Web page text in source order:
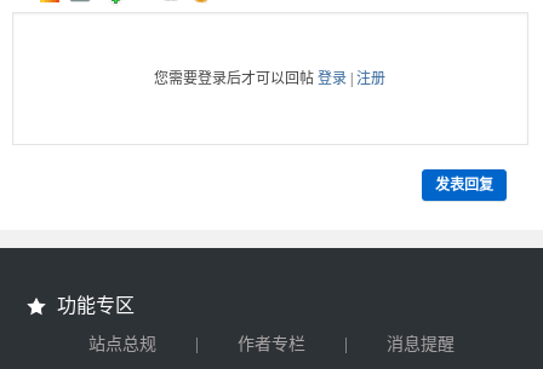
您需要登录后才可以回帖登录 |注册
发表回复
功能专区
站点总规 | 作者专栏 | 消息提醒